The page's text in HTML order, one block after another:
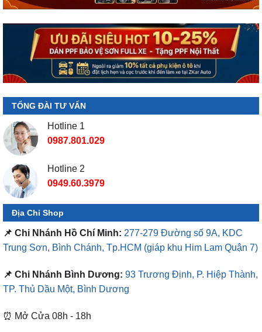
TỔNG ĐÀI TƯ VẤN
Hotline 1
0987.801.029
Hotline 2
0949.60.3979
Địa Chỉ Shop
📌 Chi Nhánh Hồ Chí Minh: 277-279 Đường số 9A, KDC
Trung Sơn, Bình Chánh, Tp.HCM (giáp khu Him Lam Quận 7)
📌 Chi Nhánh Bình Dương: 93 Trương Định, P. Hiệp Thành,
TP. Thủ Dầu Một, Bình Dương
⏰ Mở Cửa 08h - 18h